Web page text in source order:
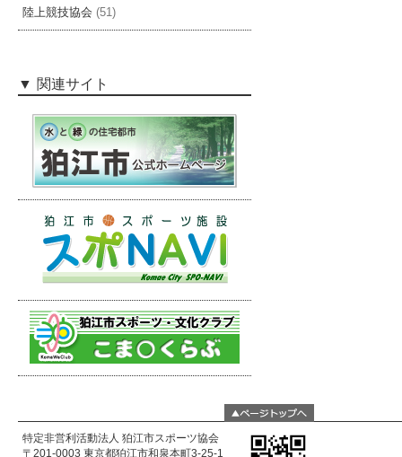
陸上競技協会 (51)
関連サイト
特定非営利活動法人 狛江市スポーツ協会
〒201-0003 東京都狛江市和泉本町3-25-1